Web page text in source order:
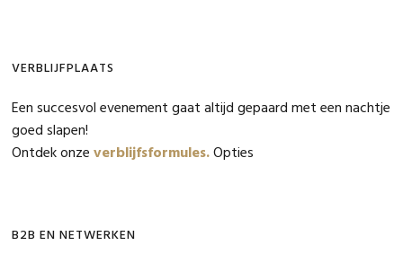
VERBLIJFPLAATS
Een succesvol evenement gaat altijd gepaard met een nachtje
goed slapen!
Ontdek onzeverblijfsformules.Opties
B2B EN NETWERKEN